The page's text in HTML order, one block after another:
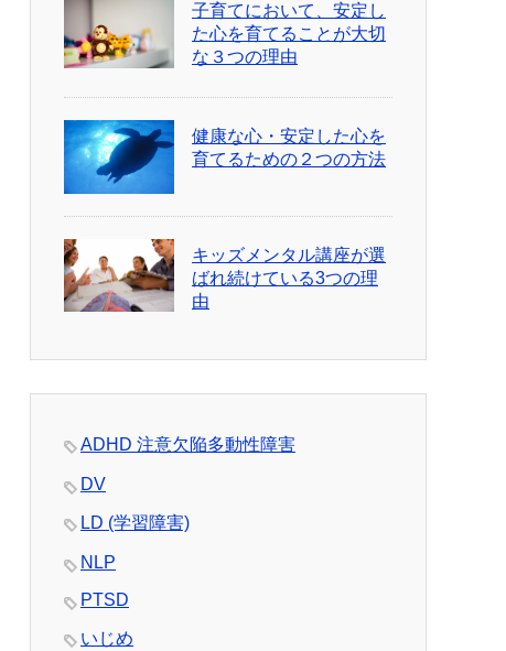
子育てにおいて、安定し
た心を育てることが大切
な３つの理由
健康な心・安定した心を
育てるための２つの方法
キッズメンタル講座が選
ばれ続けている3つの理
由
ADHD 注意欠陥多動性障害
DV
LD (学習障害)
NLP
PTSD
いじめ